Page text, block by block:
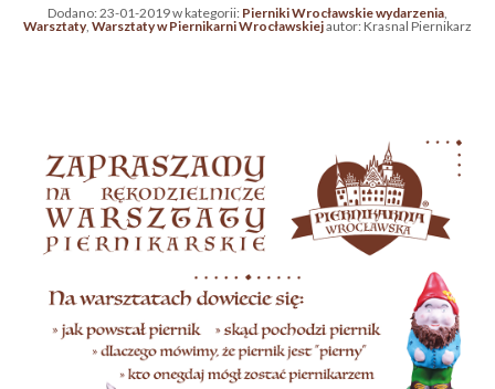
Dodano:23-01-2019w kategorii: Pierniki Wrocławskie wydarzenia
Warsztaty, Warsztaty w Piernikarni Wrocławskiejautor: Krasnal Piernikarz